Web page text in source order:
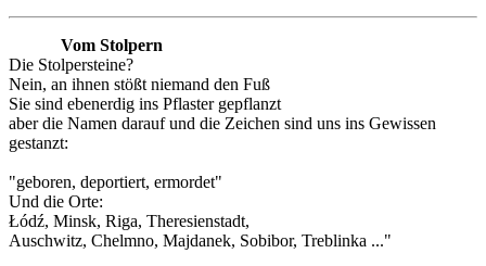
Vom Stolpern
Die Stolpersteine?
Nein, an ihnen stößt niemand den Fuß
Sie sind ebenerdig ins Pflaster gepflanzt
aber die Namen darauf und die Zeichen sind uns ins Gewissen
gestanzt:
"geboren, deportiert, ermordet"
Und die Orte:
Łódź, Minsk, Riga, Theresienstadt,
Auschwitz, Chelmno, Majdanek, Sobibor, Treblinka ..."